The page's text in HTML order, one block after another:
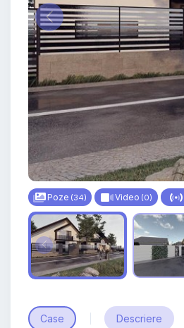
Poze (34) Video (0)
Case Descriere